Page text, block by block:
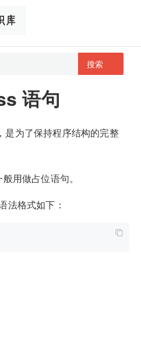
搜索
语句
是为了保持程序结构的完整
用做占位语句。
法格式如下：